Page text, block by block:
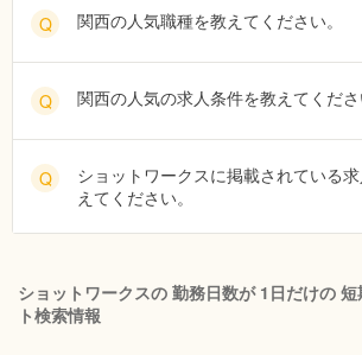
Q 関西の人気職種を教えてください。
Q 関西の人気の求人条件を教えてくださ
Q
ショットワークスに掲載されている
えてください。
ショットワークスの 勤務日数が 1日だけの
ト検索情報